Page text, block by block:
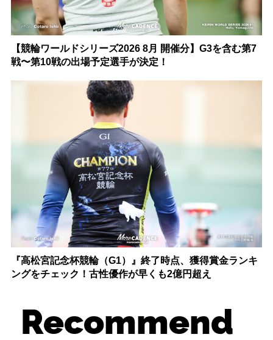
【競輪ワールドシリーズ2026 8月 開催分】G3を含む第7
戦〜第10戦の出場予定選手が決定！
『高松宮記念杯競輪（G1）』終了時点、獲得賞金ランキ
ングをチェック！古性優作が早くも2億円超え
Recommend